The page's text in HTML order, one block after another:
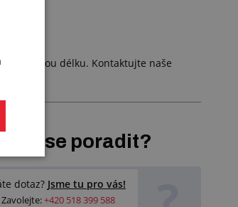
délku. Kontaktujte naše
se poradit?
dotaz? Jsme tu pro vás!
Zavolejte:+420 518 399 588